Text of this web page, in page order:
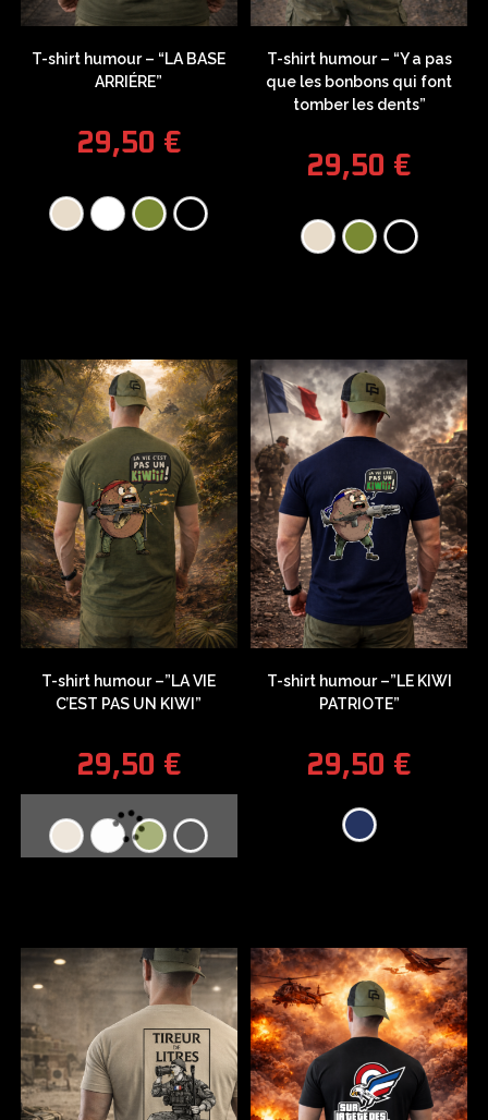
T-shirt humour – “LA BASE
ARRIÉRE”
29,50 €
T-shirt humour – “Y a pas
que les bonbons qui font
tomber les dents”
29,50 €
T-shirt humour –”LA VIE
C’EST PAS UN KIWI”
29,50 €
T-shirt humour –”LE KIWI
PATRIOTE”
29,50 €